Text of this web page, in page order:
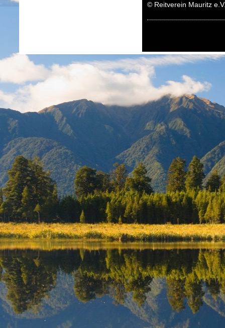
© Reitverein Mauritz